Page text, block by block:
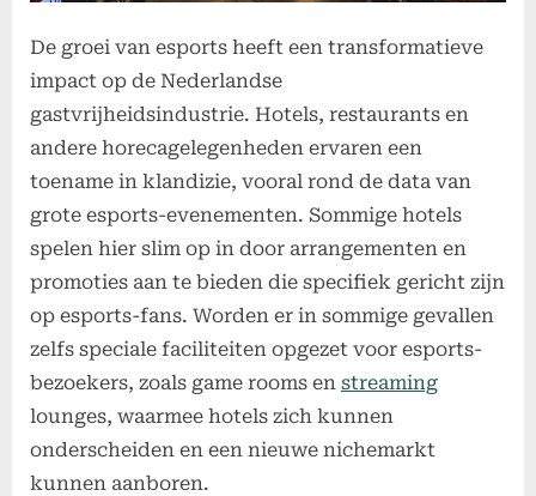
De groei van esports heeft een transformatieve
impact op de Nederlandse
gastvrijheidsindustrie. Hotels, restaurants en
andere horecagelegenheden ervaren een
toename in klandizie, vooral rond de data van
grote esports-evenementen. Sommige hotels
spelen hier slim op in door arrangementen en
promoties aan te bieden die specifiek gericht zijn
op esports-fans. Worden er in sommige gevallen
zelfs speciale faciliteiten opgezet voor esports-
bezoekers, zoals game rooms en streaming
lounges, waarmee hotels zich kunnen
onderscheiden en een nieuwe nichemarkt
kunnen aanboren.